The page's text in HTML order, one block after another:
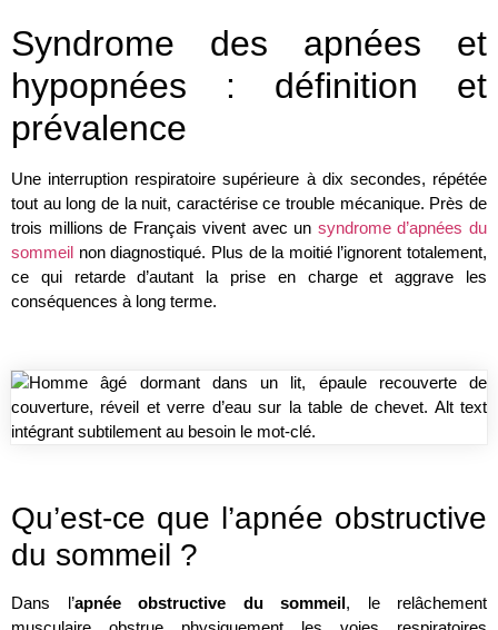
Syndrome des apnées et
hypopnées : définition et
prévalence
Une interruption respiratoire supérieure à dix secondes, répétée
tout au long de la nuit, caractérise ce trouble mécanique. Près de
trois millions de Français vivent avec un syndrome d’apnées du
sommeil non diagnostiqué. Plus de la moitié l’ignorent totalement,
ce qui retarde d’autant la prise en charge et aggrave les
conséquences à long terme.
Qu’est-ce que l’apnée obstructive
du sommeil ?
Dans l’apnée obstructive du sommeil, le relâchement